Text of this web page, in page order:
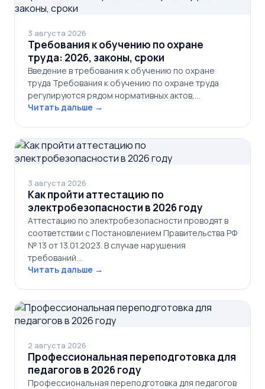
3 августа 2026
Требования к обучению по охране
труда: 2026, законы, сроки
Введение в требования к обучению по охране
труда Требования к обучению по охране труда
регулируются рядом нормативных актов,…
Читать дальше →
3 августа 2026
Как пройти аттестацию по
электробезопасности в 2026 году
Аттестацию по электробезопасности проводят в
соответствии с Постановлением Правительства РФ
№ 13 от 13.01.2023. В случае нарушения
требований…
Читать дальше →
2 августа 2026
Профессиональная переподготовка для
педагогов в 2026 году
Профессиональная переподготовка для педагогов